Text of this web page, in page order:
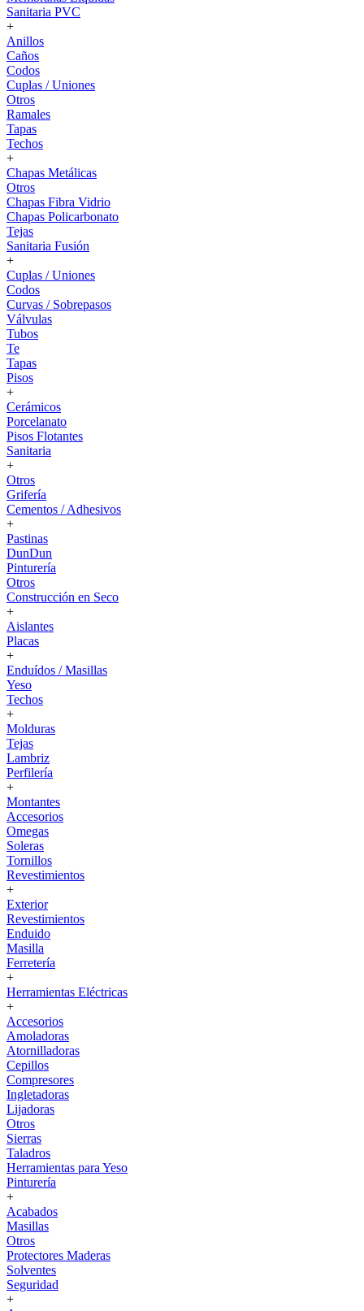
Sanitaria PVC
+
Anillos
Caños
Codos
Cuplas / Uniones
Otros
Ramales
Tapas
Techos
+
Chapas Metálicas
Otros
Chapas Fibra Vidrio
Chapas Policarbonato
Tejas
Sanitaria Fusión
+
Cuplas / Uniones
Codos
Curvas / Sobrepasos
Válvulas
Tubos
Te
Tapas
Pisos
+
Cerámicos
Porcelanato
Pisos Flotantes
Sanitaria
+
Otros
Grifería
Cementos / Adhesivos
+
Pastinas
DunDun
Pinturería
Otros
Construcción en Seco
+
Aislantes
Placas
+
Enduídos / Masillas
Yeso
Techos
+
Molduras
Tejas
Lambriz
Perfilería
+
Montantes
Accesorios
Omegas
Soleras
Tornillos
Revestimientos
+
Exterior
Revestimientos
Enduido
Masilla
Ferretería
+
Herramientas Eléctricas
+
Accesorios
Amoladoras
Atornilladoras
Cepillos
Compresores
Ingletadoras
Lijadoras
Otros
Sierras
Taladros
Herramientas para Yeso
Pinturería
+
Acabados
Masillas
Otros
Protectores Maderas
Solventes
Seguridad
+